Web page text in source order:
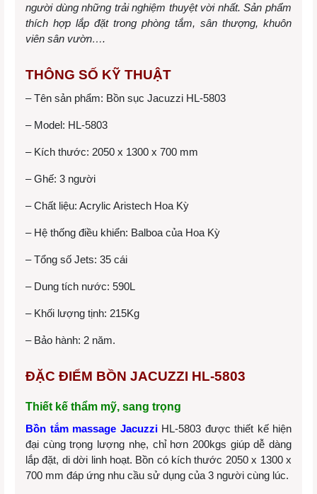
người dùng những trải nghiệm thuyệt vời nhất. Sản phẩm
thích hợp lắp đặt trong phòng tắm, sân thượng, khuôn
viên sân vườn….
THÔNG SỐ KỸ THUẬT
– Tên sản phẩm: Bồn sục Jacuzzi HL-5803
– Model: HL-5803
– Kích thước: 2050 x 1300 x 700 mm
– Ghế: 3 người
– Chất liệu: Acrylic Aristech Hoa Kỳ
– Hệ thống điều khiển: Balboa của Hoa Kỳ
– Tổng số Jets: 35 cái
– Dung tích nước: 590L
– Khối lượng tịnh: 215Kg
– Bảo hành: 2 năm.
ĐẶC ĐIỂM BỒN JACUZZI HL-5803
Thiết kế thẩm mỹ, sang trọng
Bồn tắm massage JacuzziHL-5803 được thiết kế hiện
đại cùng trọng lượng nhẹ, chỉ hơn 200kgs giúp dễ dàng
lắp đặt, di dời linh hoạt. Bồn có kích thước 2050 x 1300 x
700 mm đáp ứng nhu cầu sử dụng của 3 người cùng lúc.